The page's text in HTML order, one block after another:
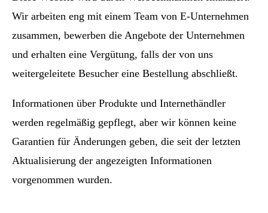
Wir arbeiten eng mit einem Team von E-Unternehmen
zusammen, bewerben die Angebote der Unternehmen
und erhalten eine Vergütung, falls der von uns
weitergeleitete Besucher eine Bestellung abschließt.
Informationen über Produkte und Internethändler
werden regelmäßig gepflegt, aber wir können keine
Garantien für Änderungen geben, die seit der letzten
Aktualisierung der angezeigten Informationen
vorgenommen wurden.